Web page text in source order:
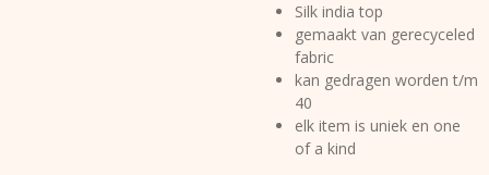
Silk india top
gemaakt van gerecyceled
fabric
kan gedragen worden t/m
40
elk item is uniek en one
of a kind